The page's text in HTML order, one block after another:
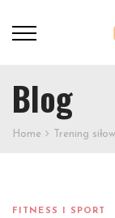
Blog
Home Trening
FITNESS I SPORT